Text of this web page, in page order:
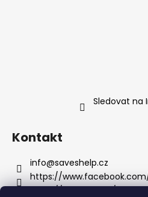
Sledovat na
Kontakt
info@saveshelp.cz
https://
https://twitter.com/